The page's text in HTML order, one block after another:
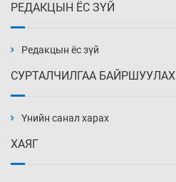
20 цаг 40 мин
нэмэгджээ
РЕДАКЦЫН ЁС ЗҮЙ
Редакцын ёс зүй
СУРТАЛЧИЛГАА БАЙРШУУЛАХ
Үнийн санал харах
ХАЯГ